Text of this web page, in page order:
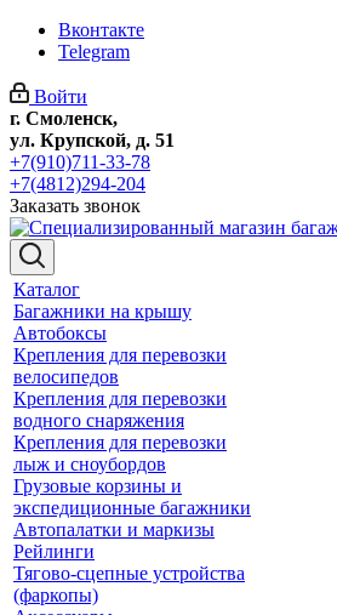
Вконтакте
Telegram
Войти
г. Смоленск,
ул. Крупской, д. 51
+7(910)711-33-78
+7(4812)294-204
Заказать звонок
Каталог
Багажники на крышу
Автобоксы
Крепления для перевозки
велосипедов
Крепления для перевозки
водного снаряжения
Крепления для перевозки
лыж и сноубордов
Грузовые корзины и
экспедиционные багажники
Автопалатки и маркизы
Рейлинги
Тягово-сцепные устройства
(фаркопы)